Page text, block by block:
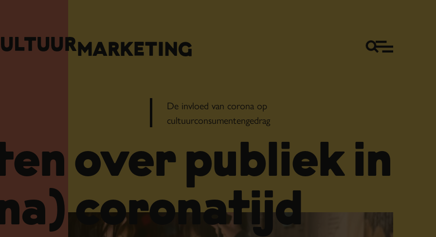
De invloed van corona op
cultuurconsumentengedrag
over publiek in
coronatijd